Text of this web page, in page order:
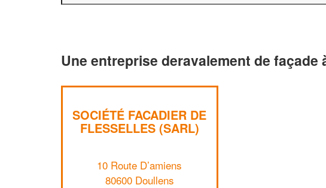
Une entreprise deravalement de façade
SOCIÉTÉ FACADIER DE
FLESSELLES (SARL)
10 Route D’amiens
80600 Doullens